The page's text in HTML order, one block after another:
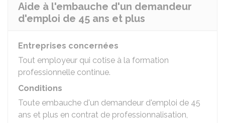
Aide à l'embauche d'un demandeur
d'emploi de 45 ans et plus
Entreprises concernées
Tout employeur qui cotise à la formation
professionnelle continue.
Conditions
Toute embauche d'un demandeur d'emploi de 45
ans et plus en contrat de professionnalisation,